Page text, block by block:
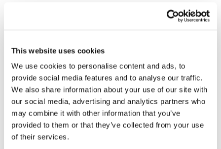
This website uses cookies
We use cookies to personalise content and ads, to
provide social media features and to analyse our traffic.
We also share information about your use of our site with
our social media, advertising and analytics partners who
may combine it with other information that you’ve
provided to them or that they’ve collected from your use
of their services.
Odissea, di Christopher Nolan:
Ulisse e la necessità di un’alba
nuova
5 Agosto 2026
Dal Sud America tre storie di
Ecologia, sport e salute